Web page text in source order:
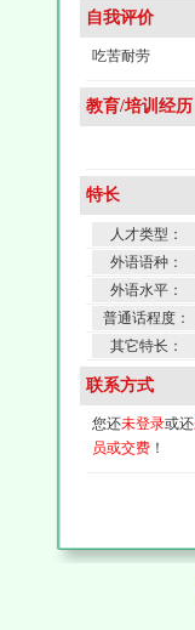
自我评价
吃苦耐劳
教育/培训经历
特长
人才类型：
外语语种：
外语水平：
普通话程度：
其它特长：
联系方式
您还未登录或还
员或交费 ！